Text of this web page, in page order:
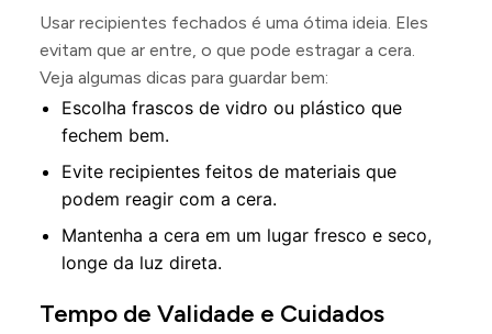
Usar recipientes fechados é uma ótima ideia. Eles
evitam que ar entre, o que pode estragar a cera.
Veja algumas dicas para guardar bem:
Escolha frascos de vidro ou plástico que
fechem bem.
Evite recipientes feitos de materiais que
podem reagir com a cera.
Mantenha a cera em um lugar fresco e seco,
longe da luz direta.
Tempo de Validade e Cuidados